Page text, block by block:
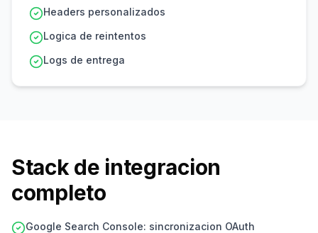
Headers personalizados
Logica de reintentos
Logs de entrega
Stack de integracion
completo
Google Search Console: sincronizacion OAuth